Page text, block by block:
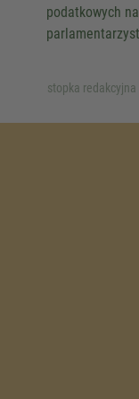
podatkowych
stopka redakcyjna